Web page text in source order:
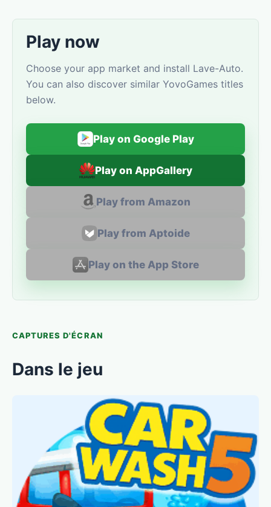
Play now
Choose your app market and install Lave-Auto.
You can also discover similar YovoGames titles
below.
Play on Google Play
Play on AppGallery
Play from Amazon
Play from Aptoide
Play on the App Store
CAPTURES D'ÉCRAN
Dans le jeu